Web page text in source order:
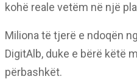
kohë reale vetëm në një
Miliona të tjerë e ndoqën
DigitAlb, duke e bërë këtë
përbashkët.